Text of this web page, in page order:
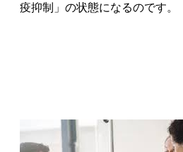
疫抑制」の状態になるのです。